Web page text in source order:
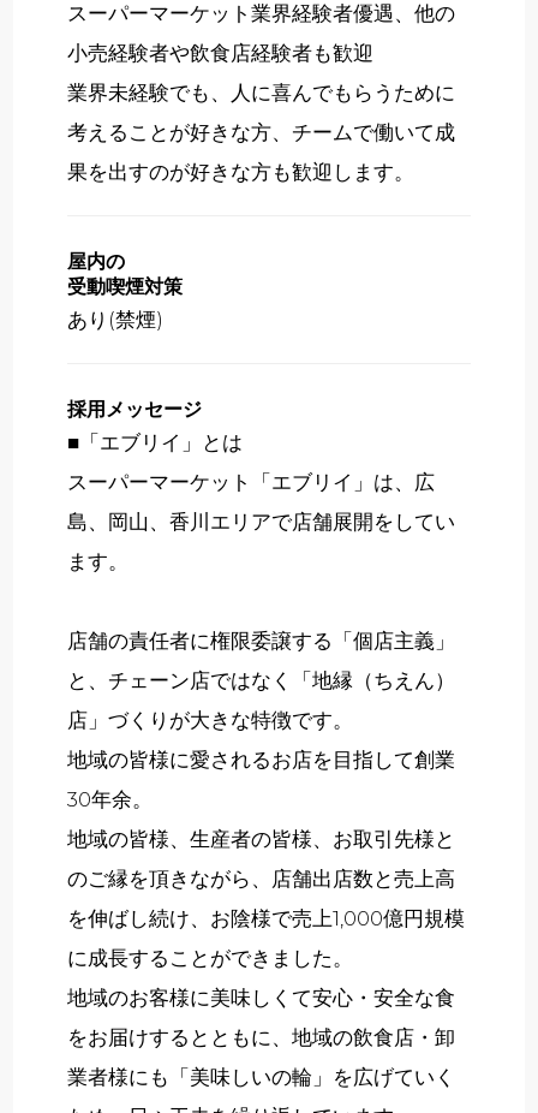
スーパーマーケット業界経験者優遇、他の
小売経験者や飲食店経験者も歓迎
業界未経験でも、人に喜んでもらうために
考えることが好きな方、チームで働いて成
果を出すのが好きな方も歓迎します。
屋内の
受動喫煙対策
あり(禁煙)
採用メッセージ
■「エブリイ」とは
スーパーマーケット「エブリイ」は、広
島、岡山、香川エリアで店舗展開をしてい
ます。
店舗の責任者に権限委譲する「個店主義」
と、チェーン店ではなく「地縁（ちえん）
店」づくりが大きな特徴です。
地域の皆様に愛されるお店を目指して創業
30年余。
地域の皆様、生産者の皆様、お取引先様と
のご縁を頂きながら、店舗出店数と売上高
を伸ばし続け、お陰様で売上1,000億円規模
に成長することができました。
地域のお客様に美味しくて安心・安全な食
をお届けするとともに、地域の飲食店・卸
業者様にも「美味しいの輪」を広げていく